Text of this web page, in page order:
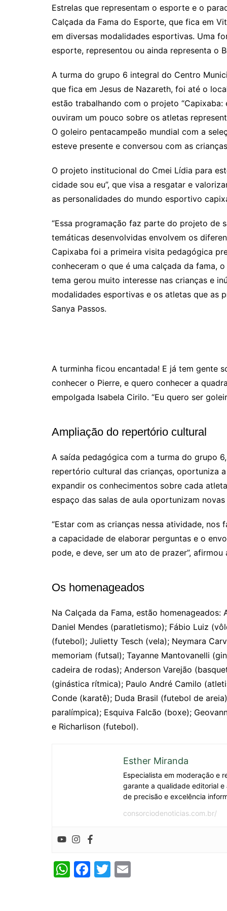
s
A
p
e
b
o
k
er l
Estrelas que representam o esporte e o
Calçada da Fama do Esporte, que fica em
em diversas modalidades esportivas. Uma
esporte, representou ou ainda representa o
A turma do grupo 6 integral do Centro
que fica em Jesus de Nazareth, foi até o
estão trabalhando com o projeto “Capixaba:
ouviram um pouco sobre os atletas
O goleiro pentacampeão mundial com a
esteve presente e conversou com as
O projeto institucional do Cmei Lídia para
cidade sou eu”, que visa a resgatar e
as personalidades do mundo esportivo
“Essa programação faz parte do projeto de
temáticas desenvolvidas envolvem os
Capixaba foi a primeira visita pedagógica
conheceram o que é uma calçada da fama,
tema gerou muito interesse nas crianças e
modalidades esportivas e os atletas que as
Sanya Passos.
A turminha ficou encantada! E já tem gente
conhecer o Pierre, e quero conhecer a
empolgada Isabela Cirilo. “Eu quero ser
Ampliação do repertório cultural
A saída pedagógica com a turma do grupo
repertório cultural das crianças, oportuniza
expandir os conhecimentos sobre cada
espaço das salas de aula oportunizam
“Estar com as crianças nessa atividade,
a capacidade de elaborar perguntas e o
pode, e deve, ser um ato de prazer”,
Os homenageados
Na Calçada da Fama, estão
Daniel Mendes (paratletismo); Fábio Luiz
(futebol); Julietty Tesch (vela); Neymara
memoriam (futsal); Tayanne Mantovanelli
cadeira de rodas); Anderson Varejão
(ginástica rítmica); Paulo André Camilo
Conde (karatê); Duda Brasil (futebol de
paralímpica); Esquiva Falcão (boxe);
e Richarlison (futebol).
Esther Miranda
Especialista em moderação e
garante a qualidade editorial
de precisão e excelência
consorciodenoticias.com.br/
W F
T